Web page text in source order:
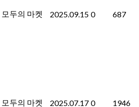
모두의 마켓 2025.09.15 0 687
모두의 마켓 2025.07.17 0 1946